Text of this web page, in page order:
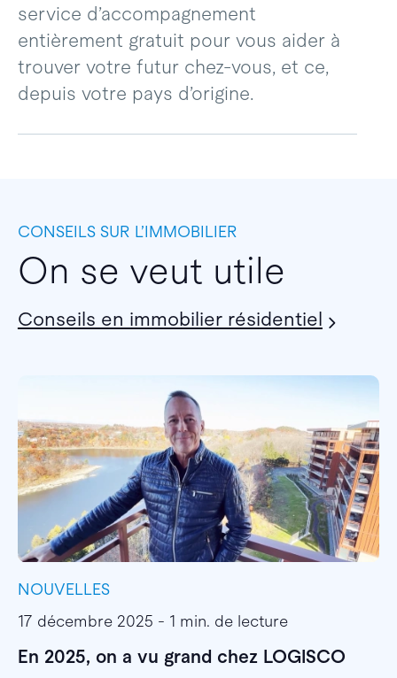
service d’accompagnement
entièrement gratuit pour vous aider à
trouver votre futur chez-vous, et ce,
depuis votre pays d’origine.
CONSEILS SUR L’IMMOBILIER
On se veut utile
Conseils en immobilier résidentiel
NOUVELLES
17 décembre 2025 - 1 min. de lecture
En 2025, on a vu grand chez LOGISCO